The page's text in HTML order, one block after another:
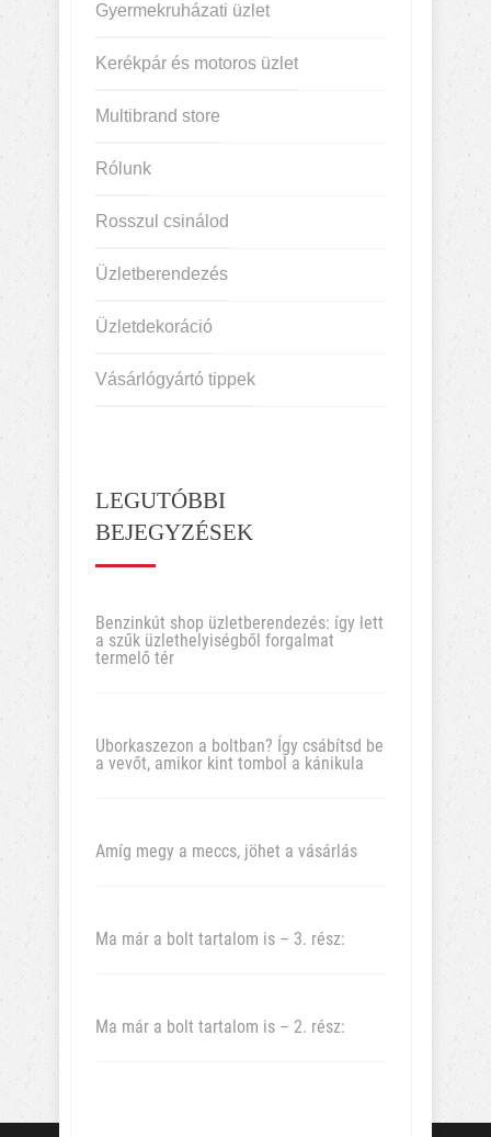
Gyermekruházati üzlet
Kerékpár és motoros üzlet
Multibrand store
Rólunk
Rosszul csinálod
Üzletberendezés
Üzletdekoráció
Vásárlógyártó tippek
LEGUTÓBBI
BEJEGYZÉSEK
Benzinkút shop üzletberendezés: így lett
a szűk üzlethelyiségből forgalmat
termelő tér
Uborkaszezon a boltban? Így csábítsd be
a vevőt, amikor kint tombol a kánikula
Amíg megy a meccs, jöhet a vásárlás
Ma már a bolt tartalom is – 3. rész:
Ma már a bolt tartalom is – 2. rész: